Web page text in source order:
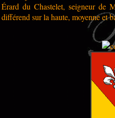
Érard du Chastelet, seigneur de
différend sur la haute, moyenne et